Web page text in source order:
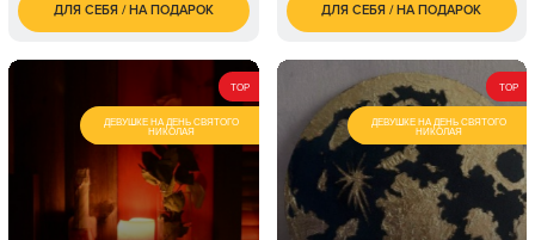
1 500
грн
1 800
грн
ДЛЯ СЕБЯ / НА ПОДАРОК
6 чел. / от 1 до 2
часов/200 шаров
грн
6 чел. / от 1 до 2
часов/300 шаров
4 500
грн
6 чел. / от 1 до 2
часов/500 шаров
грн
ДЛЯ СЕБЯ / НА ПОДАРОК
TOP
ДЕВУШКЕ НА ДЕНЬ СВЯТОГО
НИКОЛАЯ
TOP
ДЕВУШКЕ НА ДЕНЬ СВЯТОГО
НИКОЛАЯ